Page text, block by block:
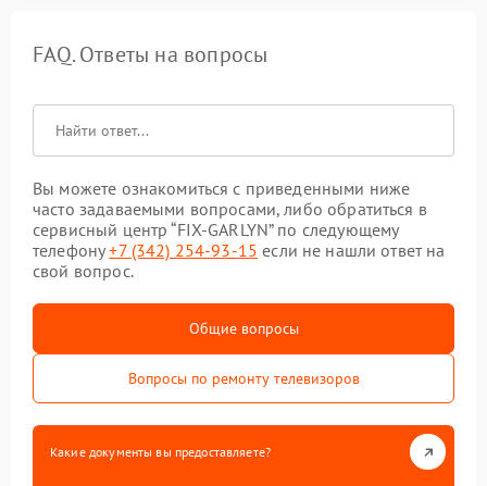
FAQ. Ответы на вопросы
Вы можете ознакомиться с приведенными ниже
часто задаваемыми вопросами, либо обратиться в
сервисный центр “FIX-GARLYN” по следующему
телефону+7 (342) 254-93-15 если не нашли ответ на
свой вопрос.
Общие вопросы
Вопросы по ремонту телевизоров
Какие документы вы предоставляете?